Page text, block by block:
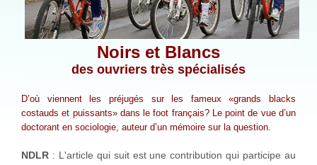
Noirs et Blancs
des ouvriers très spécialisés
D’où viennent les préjugés sur les fameux «grands blacks
costauds et puissants» dans le foot français? Le point de vue d’un
doctorant en sociologie, auteur d’un mémoire sur la question.
NDLR : L'article qui suit est une contribution qui participe au